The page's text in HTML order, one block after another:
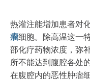
热灌注能增加患者对
瘤细胞。除高温这一
部化疗药物浓度，弥
所不能达到腹腔各处
在腹腔内的恶性肿瘤细